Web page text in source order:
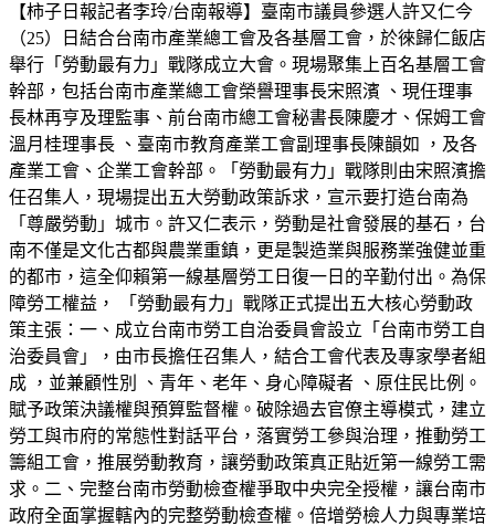
【柿子日報記者李玲/台南報導】臺南市議員參選人許又仁今
（25）日結合台南市產業總工會及各基層工會，於徠歸仁飯店
舉行「勞動最有力」戰隊成立大會。現場聚集上百名基層工會
幹部，包括台南市產業總工會榮譽理事長宋照濱 、現任理事
長林再亨及理監事、前台南市總工會秘書長陳慶才、保姆工會
溫月桂理事長 、臺南市教育產業工會副理事長陳韻如 ，及各
產業工會、企業工會幹部。「勞動最有力」戰隊則由宋照濱擔
任召集人，現場提出五大勞動政策訴求，宣示要打造台南為
「尊嚴勞動」城市。許又仁表示，勞動是社會發展的基石，台
南不僅是文化古都與農業重鎮，更是製造業與服務業強健並重
的都市，這全仰賴第一線基層勞工日復一日的辛勤付出。為保
障勞工權益， 「勞動最有力」戰隊正式提出五大核心勞動政
策主張：一、成立台南市勞工自治委員會設立「台南市勞工自
治委員會」，由市長擔任召集人，結合工會代表及專家學者組
成 ，並兼顧性別 、青年、老年、身心障礙者 、原住民比例。
賦予政策決議權與預算監督權。破除過去官僚主導模式，建立
勞工與市府的常態性對話平台，落實勞工參與治理，推動勞工
籌組工會，推展勞動教育，讓勞動政策真正貼近第一線勞工需
求。二、完整台南市勞動檢查權爭取中央完全授權，讓台南市
政府全面掌握轄內的完整勞動檢查權。倍增勞檢人力與專業培